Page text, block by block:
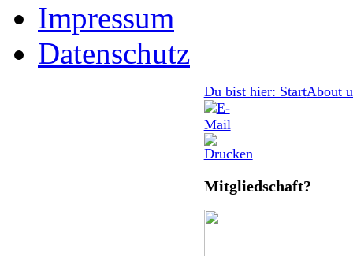
Impressum
Datenschutz
Du bist hier: StartAbout
Mitgliedschaft?